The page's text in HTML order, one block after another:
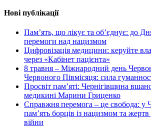
Нові публікації
Пам’ять, що лікує та об’єднує: до
перемоги над нацизмом
Цифровізація медицини: керуйте
через «Кабінет пацієнта»
8 травня – Міжнародний день
Червоного Півмісяця: сила
Просвіт пам’яті: Чернігівщина
медикині Марини Гриценко
Справжня перемога – це свобода: у
пам’ять борців із нацизмом та жертв
війни